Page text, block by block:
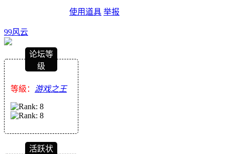
使用道具 举报
99风云
论坛等
级
等級： 游戏之王
活跃状